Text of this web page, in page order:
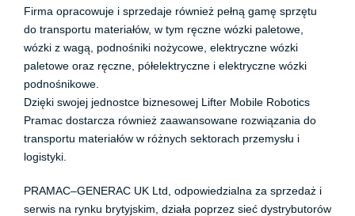
Firma opracowuje i sprzedaje również pełną gamę sprzętu
do transportu materiałów, w tym ręczne wózki paletowe,
wózki z wagą, podnośniki nożycowe, elektryczne wózki
paletowe oraz ręczne, półelektryczne i elektryczne wózki
podnośnikowe.
Dzięki swojej jednostce biznesowej Lifter Mobile Robotics
Pramac dostarcza również zaawansowane rozwiązania do
transportu materiałów w różnych sektorach przemysłu i
logistyki.
PRAMAC–GENERAC UK Ltd, odpowiedzialna za sprzedaż i
serwis na rynku brytyjskim, działa poprzez sieć dystrybutorów